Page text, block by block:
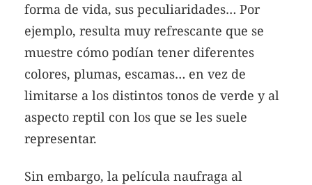
forma de vida, sus peculiaridades… Por
ejemplo, resulta muy refrescante que se
muestre cómo podían tener diferentes
colores, plumas, escamas… en vez de
limitarse a los distintos tonos de verde y al
aspecto reptil con los que se les suele
representar.
Sin embargo, la película naufraga al